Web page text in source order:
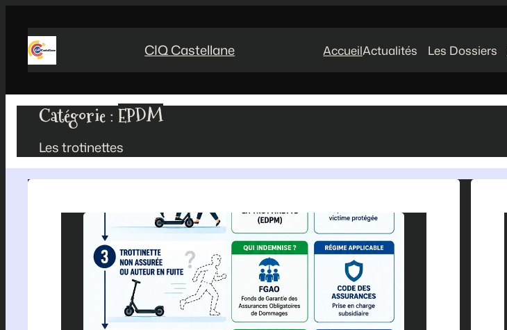
contenu
CIQ Castellane AccueilActualités Les Dossiers
Catégorie : EPDM
Les trotinettes